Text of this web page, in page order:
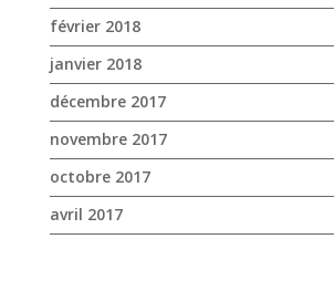
février 2018
janvier 2018
décembre 2017
novembre 2017
octobre 2017
avril 2017